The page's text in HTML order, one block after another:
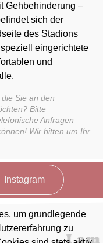
Gehbehinderung –
sich der
des Stadions
eingerichtete
und
Sie an den
Bitte
Anfragen
Wir bitten um Ihr
Instagram
um grundlegende
zu